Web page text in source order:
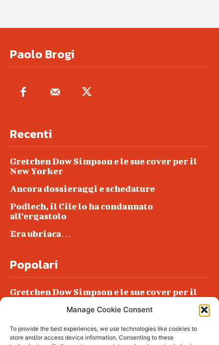
Manage Cookie Consent
To provide the best experiences, we use technologies like cookies to
store and/or access device information. Consenting to these
Paolo Brogi
Recenti
Gretchen Dow Simpson e le sue cover per il
New Yorker
Ancora dossieraggi e schedature
Podlech, il Cile lo ha condannato
all’ergastolo
Era ubriaca…
Popolari
Gretchen Dow Simpson e le sue cover per il
Podlech, il Cile lo ha condannato